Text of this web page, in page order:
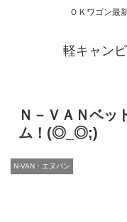
ＯＫワゴン最
軽キャン
Ｎ－ＶＡＮベッ
ム！(◎_◎;)
N-VAN・エヌバン